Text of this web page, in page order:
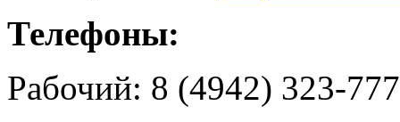
Телефоны:
Рабочий: 8 (4942) 323-777